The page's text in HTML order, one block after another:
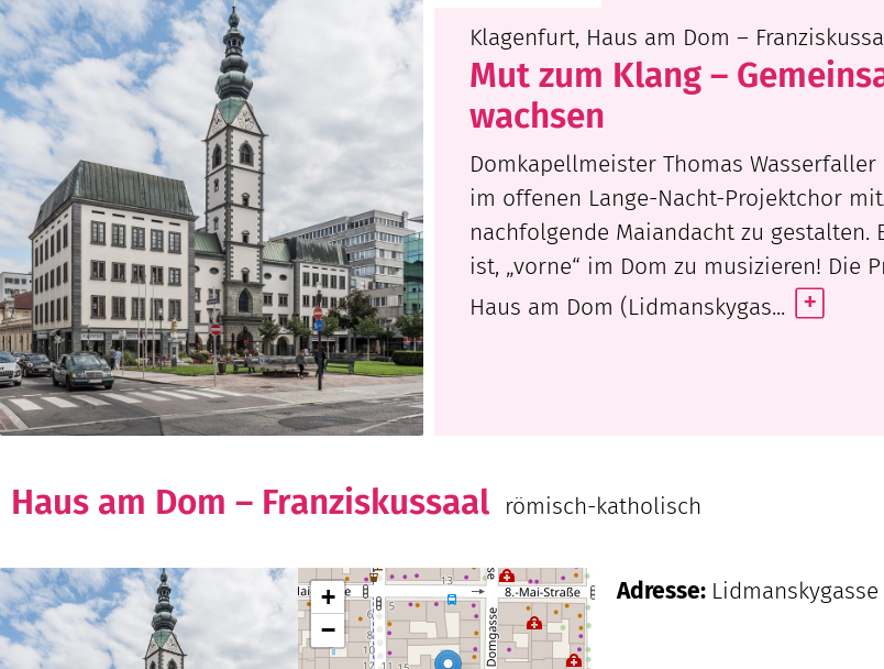
KÄRNTEN
Haus am Dom – Franziskussaal römisch-katholisch
Klagenfurt, Haus am Dom –
Mut zum Klang –
wachsen
Domkapellmeister Thomas
im offenen Lange-Nacht-Projektchor
nachfolgende Maiandacht zu gestalten.
ist, „vorne“ im Dom zu musizieren! Die
Haus am Dom (Lidmanskygas...
+
+
−
Adresse: